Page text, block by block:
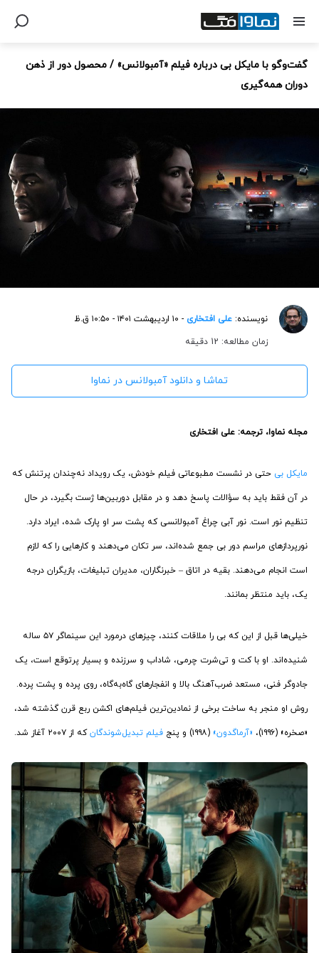
گفت‌وگو با مایکل بی درباره فیلم «آمبولانس» / محصول دور از ذهن
دوران همه‌گیری
نویسنده: علی افتخاری - ۱۰ اردیبهشت ۱۴۰۱ - ۱۰:۵۰ ق.ظ
زمان مطالعه: 12 دقیقه
تماشا و دانلود آمبولانس در نماوا
مجله نماوا، ترجمه: علی افتخاری
مایکل بی حتی در نشست مطبوعاتی فیلم خودش، یک رویداد نه‌چندان پرتنش که
در آن فقط باید به سؤالات پاسخ دهد و در مقابل دوربین‌ها ژست بگیرد، در حال
تنظیم نور است. نور آبی چراغ آمبولانسی که پشت سر او پارک شده، ایراد دارد.
نورپردازهای مراسم دور بی جمع شده‌اند، سر تکان می‌دهند و کارهایی را که لازم
است انجام می‌دهند. بقیه در اتاق – خبرنگاران، مدیران تبلیغات، بازیگران درجه
یک، باید منتظر بمانند.
خیلی‌ها قبل از این که بی را ملاقات کنند، چیزهای درمورد این سینماگر ۵۷ ساله
شنیده‌اند. او با کت و تی‌شرت چرمی، شاداب و سرزنده و بسیار پرتوقع است، یک
جادوگر فنی، مستعد ضرب‌آهنگ بالا و انفجارهای گاه‌به‌گاه، روی پرده و پشت پرده.
روش او منجر به ساخت برخی از نمادین‌ترین فیلم‌های اکشن ربع قرن گذشته شد،
«صخره» (۱۹۹۶)، «آرماگدون» (۱۹۹۸) و پنج فیلم تبدیل‌شوندگانکه از ۲۰۰۷ آغاز شد.